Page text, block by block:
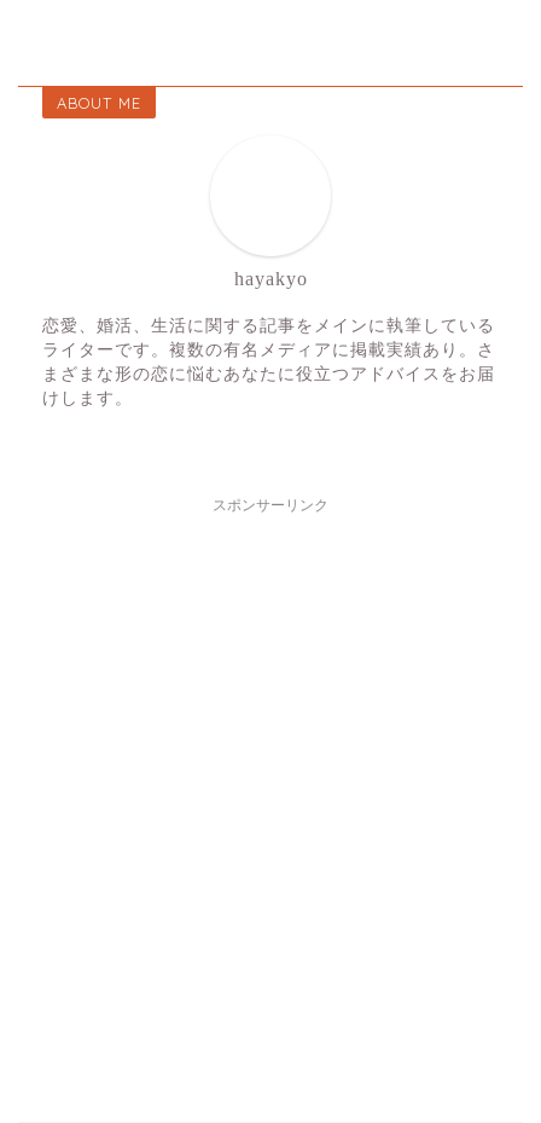
ABOUT ME
hayakyo
恋愛、婚活、生活に関する記事をメインに執筆している
ライターです。複数の有名メディアに掲載実績あり。さ
まざまな形の恋に悩むあなたに役立つアドバイスをお届
けします。
スポンサーリンク